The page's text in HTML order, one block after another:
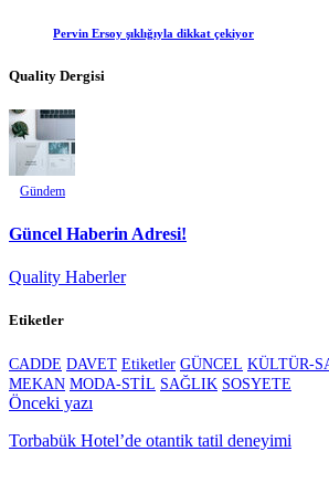
Pervin Ersoy şıklığıyla dikkat çekiyor
Quality Dergisi
Gündem
Güncel Haberin Adresi!
Quality Haberler
Etiketler
CADDE DAVET Etiketler GÜNCEL KÜLTÜR-
MEKAN MODA-STİL SAĞLIK SOSYETE
Continue
Reading
Önceki yazı
Torbabük Hotel’de otantik tatil deneyimi